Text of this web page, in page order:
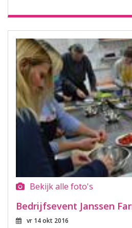
Bekijk alle foto's
Bedrijfsevent Janssen
vr 14 okt 2016